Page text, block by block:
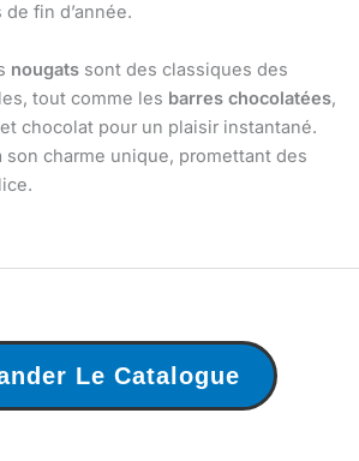
fin d’année.
nougats sont des classiques des
tout comme les barres chocolatées,
chocolat pour un plaisir instantané.
son charme unique, promettant des
Le Catalogue